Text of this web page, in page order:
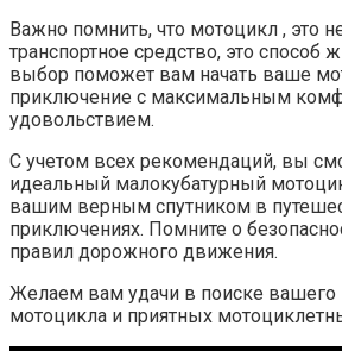
Важно помнить, что мотоцикл , это
транспортное средство, это способ
выбор поможет вам начать ваше
приключение с максимальным
удовольствием.​
С учетом всех рекомендаций, вы
идеальный малокубатурный
вашим верным спутником в
приключениях.​ Помните о
правил дорожного движения.​
Желаем вам удачи в поиске вашего
мотоцикла и приятных